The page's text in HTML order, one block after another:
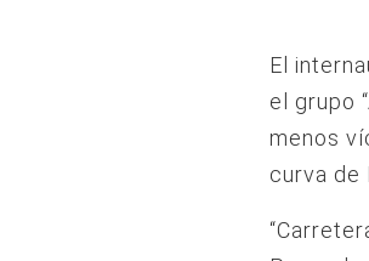
El
el grupo
menos
curva de